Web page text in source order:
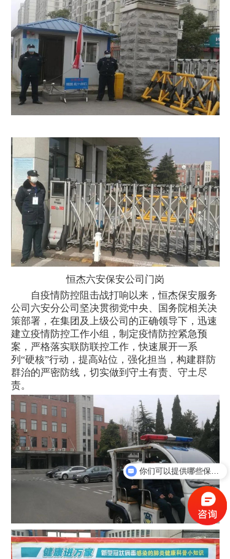
恒杰六安保安公司门岗
自疫情防控阻击战打响以来，恒杰保安服务
公司六安分公司坚决贯彻党中央、国务院相关决
策部署，在集团及上级公司的正确领导下，迅速
建立疫情防控工作小组，制定疫情防控紧急预
案，严格落实联防联控工作，快速展开一系
列“硬核”行动，提高站位，强化担当，构建群防
群治的严密防线，切实做到守土有责、守土尽
责。